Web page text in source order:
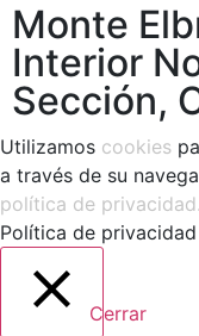
Monte
Interior
Sección,
Utilizamos cookies
a través de su
política de privacidad.
Política de
Cerrar